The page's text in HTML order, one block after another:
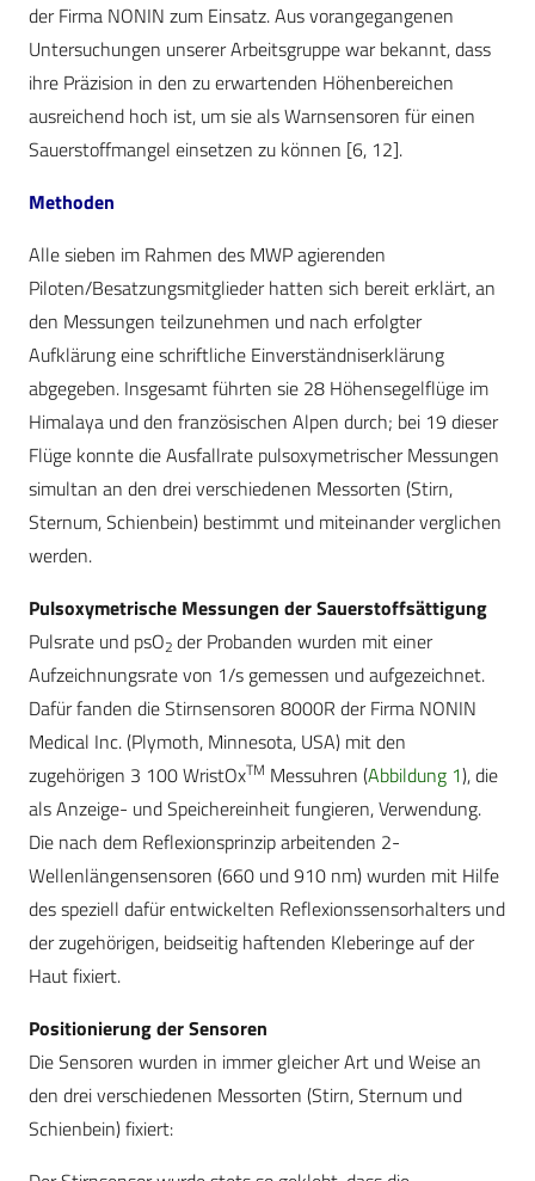
der Firma NONIN zum Einsatz. Aus vorangegangenen
Untersuchungen unserer Arbeitsgruppe war bekannt, dass
ihre Präzision in den zu erwartenden Höhenbereichen
ausreichend hoch ist, um sie als Warnsensoren für einen
Sauerstoffmangel einsetzen zu können [6, 12].
Methoden
Alle sieben im Rahmen des MWP agierenden
Piloten/Besatzungsmitglieder hatten sich bereit erklärt, an
den Messungen teilzunehmen und nach erfolgter
Aufklärung eine schriftliche Einverständniserklärung
abgegeben. Insgesamt führten sie 28 Höhensegelflüge im
Himalaya und den französischen Alpen durch; bei 19 dieser
Flüge konnte die Ausfallrate pulsoxymetrischer Messungen
simultan an den drei verschiedenen Messorten (Stirn,
Sternum, Schienbein) bestimmt und miteinander verglichen
werden.
Pulsoxymetrische Messungen der Sauerstoffsättigung
Pulsrate und psO2 der Probanden wurden mit einer
Aufzeichnungsrate von 1/s gemessen und aufgezeichnet.
Dafür fanden die Stirnsensoren 8000R der Firma NONIN
Medical Inc. (Plymoth, Minnesota, USA) mit den
zugehörigen 3 100 WristOxTM Messuhren (Abbildung 1), die
als Anzeige- und Speichereinheit fungieren, Verwendung.
Die nach dem Reflexionsprinzip arbeitenden 2-
Wellenlängensensoren (660 und 910 nm) wurden mit Hilfe
des speziell dafür entwickelten Reflexionssensorhalters und
der zugehörigen, beidseitig haftenden Kleberinge auf der
Haut fixiert.
Positionierung der Sensoren
Die Sensoren wurden in immer gleicher Art und Weise an
den drei verschiedenen Messorten (Stirn, Sternum und
Schienbein) fixiert: